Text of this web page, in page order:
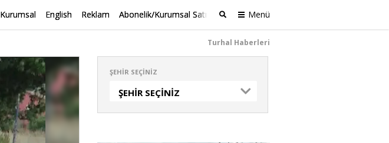
Kurumsal English Reklam Abonelik/Kurumsal Satış Menü
Ara
Turhal Haberleri
ŞEHIR SEÇINIZ
ŞEHIR SEÇINIZ